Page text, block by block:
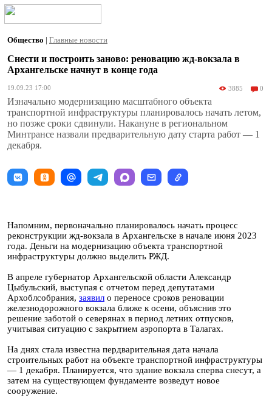
Общество | Главные новости
Снести и построить заново: реновацию жд-вокзала в
Архангельске начнут в конце года
19.09.23 17:00 3885 0
Изначально модернизацию масштабного объекта
транспортной инфраструктуры планировалось начать летом,
но позже сроки сдвинули. Накануне в региональном
Минтрансе назвали предварительную дату старта работ — 1
декабря.
Напомним, первоначально планировалось начать процесс
реконструкции жд-вокзала в Архангельске в начале июня 2023
года. Деньги на модернизацию объекта транспортной
инфраструктуры должно выделить РЖД.
В апреле губернатор Архангельской области Александр
Цыбульский, выступая с отчетом перед депутатами
Архоблсобрания, заявил о переносе сроков реновации
железнодорожного вокзала ближе к осени, объяснив это
решение заботой о северянах в период летних отпусков,
учитывая ситуацию с закрытием аэропорта в Талагах.
На днях стала известна пердварительная дата начала
строительных работ на объекте транспортной инфраструктуры
— 1 декабря. Планируется, что здание вокзала сперва снесут, а
затем на существующем фундаменте возведут новое
сооружение.